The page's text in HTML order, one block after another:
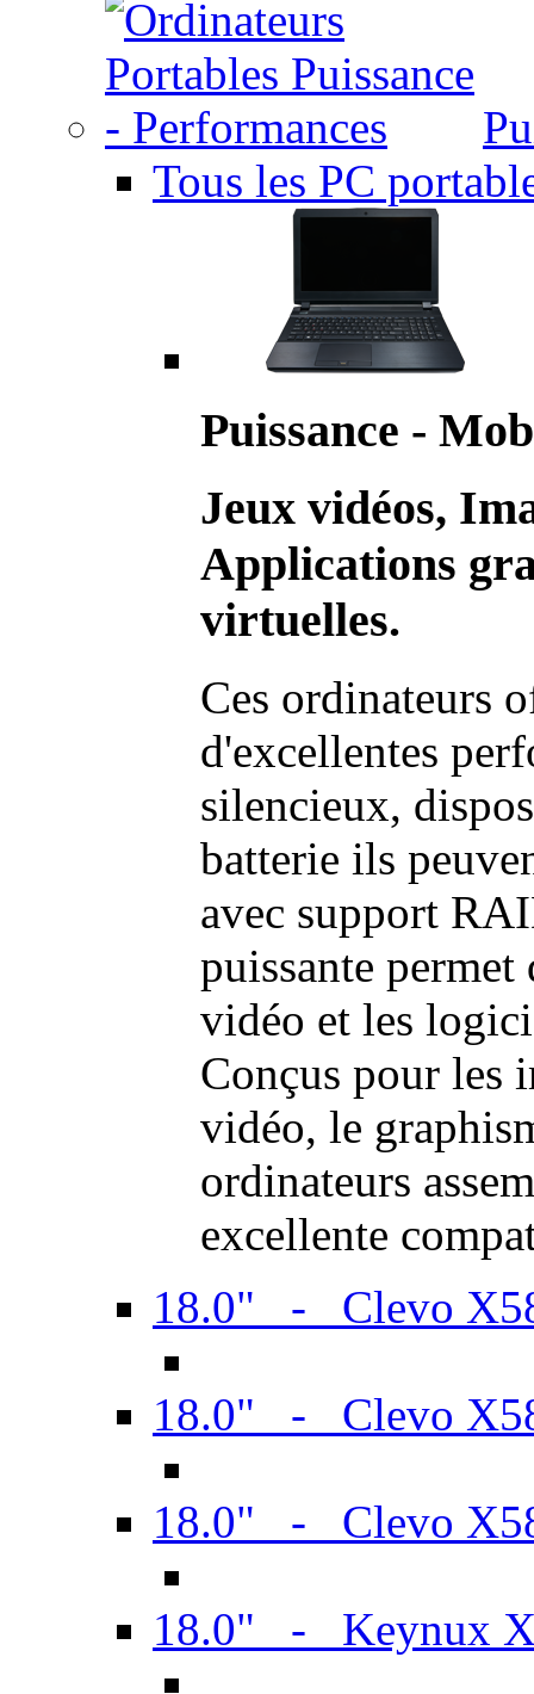
Tous les PC
Puissance -
Jeux vidéos,
Applications
virtuelles.
Ces ordinateurs
d'excellentes
silencieux,
batterie ils
avec support
puissante permet
vidéo et les
Conçus pour les
vidéo, le
ordinateurs
excellente
18.0" - Clevo
18.0" - Clevo
18.0" - Clevo
18.0" - Keynux